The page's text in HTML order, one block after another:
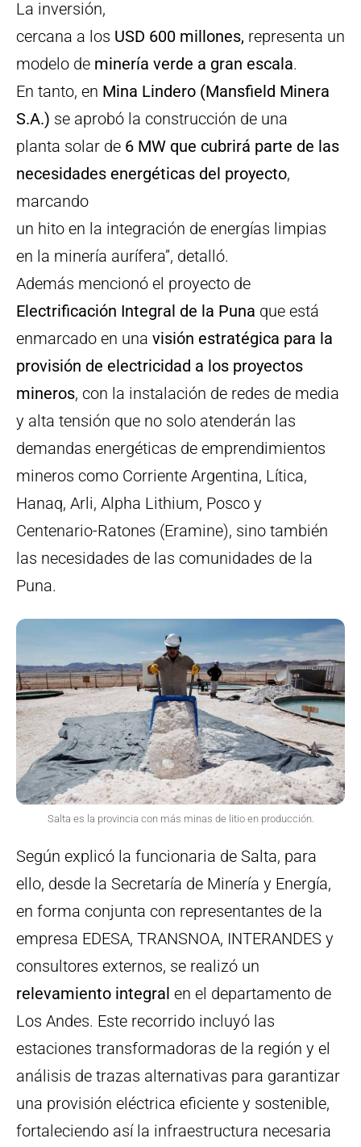
La inversión,
cercana a los USD 600 millones, representa un
modelo de minería verde a gran escala.
En tanto, en Mina Lindero (Mansfield Minera
S.A.) se aprobó la construcción de una
planta solar de 6 MW que cubrirá parte de las
necesidades energéticas del proyecto,
marcando
un hito en la integración de energías limpias
en la minería aurífera”, detalló.
Además mencionó el proyecto de
Electrificación Integral de la Puna que está
enmarcado en una visión estratégica para la
provisión de electricidad a los proyectos
mineros, con la instalación de redes de media
y alta tensión que no solo atenderán las
demandas energéticas de emprendimientos
mineros como Corriente Argentina, Lítica,
Hanaq, Arli, Alpha Lithium, Posco y
Centenario-Ratones (Eramine), sino también
las necesidades de las comunidades de la
Puna.
Salta es la provincia con más minas de litio en producción.
Según explicó la funcionaria de Salta, para
ello, desde la Secretaría de Minería y Energía,
en forma conjunta con representantes de la
empresa EDESA, TRANSNOA, INTERANDES y
consultores externos, se realizó un
relevamiento integral en el departamento de
Los Andes. Este recorrido incluyó las
estaciones transformadoras de la región y el
análisis de trazas alternativas para garantizar
una provisión eléctrica eficiente y sostenible,
fortaleciendo así la infraestructura necesaria